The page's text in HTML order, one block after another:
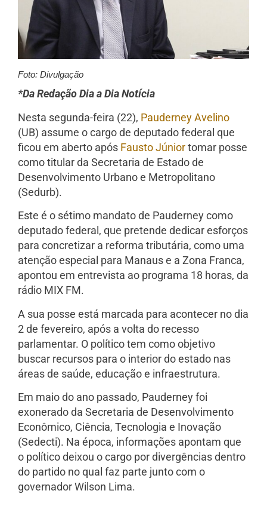
Foto: Divulgação
*Da Redação Dia a Dia Notícia
Nesta segunda-feira (22), Pauderney Avelino
(UB) assume o cargo de deputado federal que
ficou em aberto após Fausto Júniortomar posse
como titular da Secretaria de Estado de
Desenvolvimento Urbano e Metropolitano
(Sedurb).
Este é o sétimo mandato de Pauderney como
deputado federal, que pretende dedicar esforços
para concretizar a reforma tributária, como uma
atenção especial para Manaus e a Zona Franca,
apontou em entrevista ao programa 18 horas, da
rádio MIX FM.
A sua posse está marcada para acontecer no dia
2 de fevereiro, após a volta do recesso
parlamentar. O político tem como objetivo
buscar recursos para o interior do estado nas
áreas de saúde, educação e infraestrutura.
Em maio do ano passado, Pauderney foi
exonerado da Secretaria de Desenvolvimento
Econômico, Ciência, Tecnologia e Inovação
(Sedecti). Na época, informações apontam que
o político deixou o cargo por divergências dentro
do partido no qual faz parte junto com o
governador Wilson Lima.